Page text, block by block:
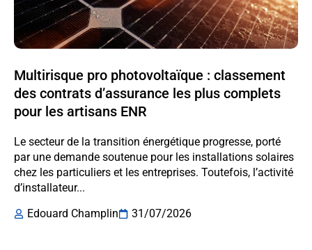
Multirisque pro photovoltaïque : classement
des contrats d’assurance les plus complets
pour les artisans ENR
Le secteur de la transition énergétique progresse, porté
par une demande soutenue pour les installations solaires
chez les particuliers et les entreprises. Toutefois, l’activité
d’installateur...
Edouard Champlin
31/07/2026